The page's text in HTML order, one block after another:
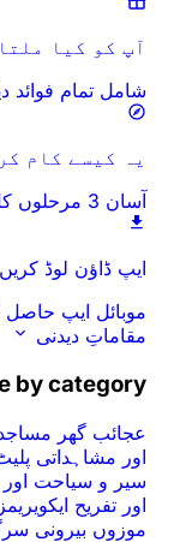
آپ کو کیا
شامل تمام فوائد
یہ کیسے کام
آسان 3 مرحلوں کا عمل
ایپ ڈاؤن لوڈ کریں
موبائل ایپ حاصل
مقاماتِ دیدنی
by category
عجائب گھر
اور مشاہداتی
سیر و سیاحت
اور تفریح
موزوں بیرونی